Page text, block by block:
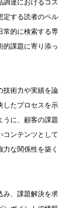
定する読者のペル
常的に検索する専
的課題に寄り添っ
技術力や実績を論
したプロセスを示
うに、顧客の課題
コンテンツとして
な関係性を築く
み、課題解決を求